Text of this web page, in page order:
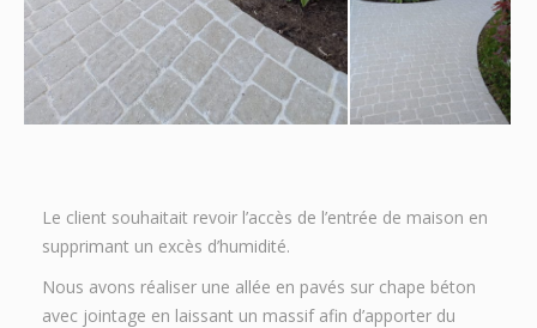
Le client souhaitait revoir l’accès de l’entrée de maison en
supprimant un excès d’humidité.
Nous avons réaliser une allée en pavés sur chape béton
avec jointage en laissant un massif afin d’apporter du